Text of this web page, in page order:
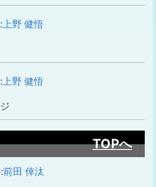
上野 健悟
上野 健悟
TOPへ
前田 倖汰